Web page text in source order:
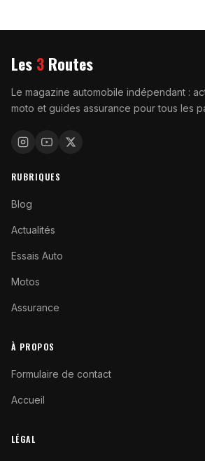
Les 3 Routes
Le magazine automobile indépendant :
moto et guides assurance pour tous les
RUBRIQUES
Blog
Actualités
Essais Auto
Motos
Assurance
À PROPOS
Formulaire de contact
Accueil
LÉGAL